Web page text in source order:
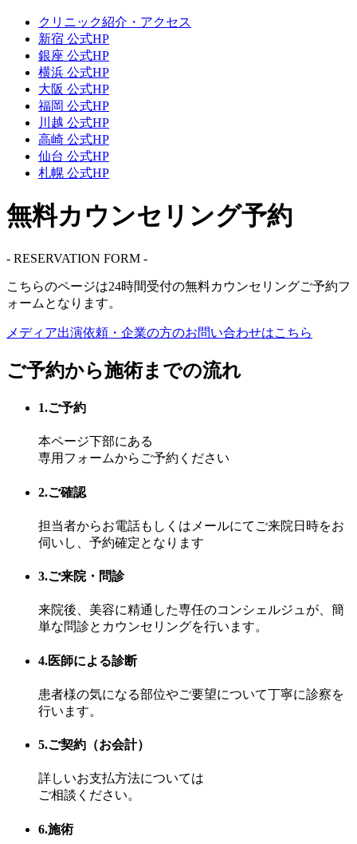
クリニック紹介・アクセス
新宿 公式HP
銀座 公式HP
横浜 公式HP
大阪 公式HP
福岡 公式HP
川越 公式HP
高崎 公式HP
仙台 公式HP
札幌 公式HP
無料カウンセリング予約
- RESERVATION FORM -
こちらのページは24時間受付の無料カウンセリングご予約フ
ォームとなります。
メディア出演依頼・企業の方のお問い合わせはこちら
ご予約から施術までの流れ
1.ご予約
本ページ下部にある
専用フォームからご予約ください
2.ご確認
担当者からお電話もしくはメールにてご来院日時をお
伺いし、予約確定となります
3.ご来院・問診
来院後、美容に精通した専任のコンシェルジュが、簡
単な問診とカウンセリングを行います。
4.医師による診断
患者様の気になる部位やご要望について丁寧に診察を
行います。
5.ご契約（お会計）
詳しいお支払方法については
ご相談ください。
6.施術